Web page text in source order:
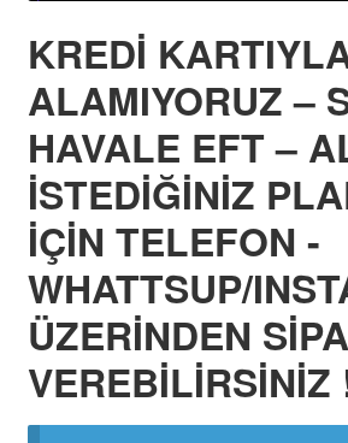
KREDİ
ALAMIYORUZ –
HAVALE EFT –
İSTEDİĞİNİZ
İÇİN TELEFON -
WHATTSUP/
ÜZERİNDEN
VEREBİLİRSİNİZ